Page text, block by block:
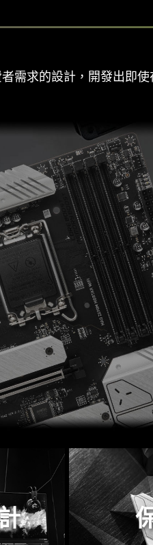
需求的設計，開發出即